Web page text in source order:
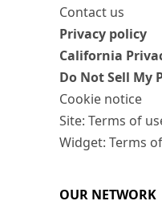
Contact us
Privacy policy
California
Do Not Sell My
Cookie notice
Site: Terms of
Widget: Terms
OUR NETWORK